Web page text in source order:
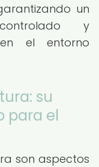
un
y
el entorno
su
para el
son aspectos